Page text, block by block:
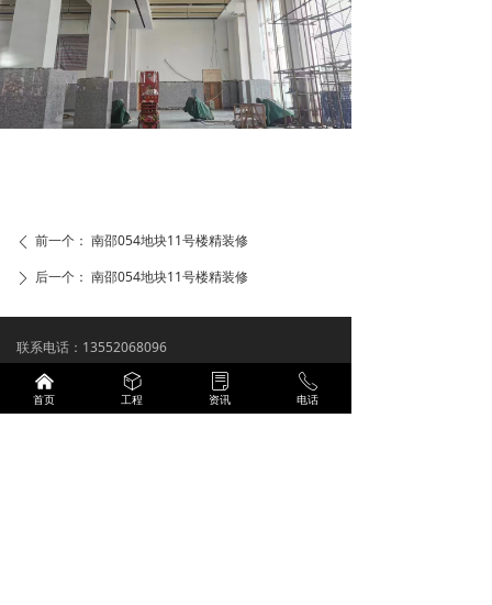
ꄴ 前一个： 南邵054地块11号楼精装修
ꄲ 后一个： 南邵054地块11号楼精装修
联系电话：13552068096
公司邮箱：2311280434@qq.com
公司地址：北京市昌平区南邵镇南邵地铁站C2口泰禾
拾景园
낀
首页
ꁦ
工程
ꂓ
资讯
ꂅ
电话